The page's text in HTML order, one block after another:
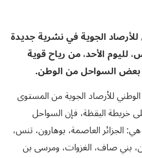
للأرصاد الجوية في نشرية جديدة
لليوم الأحد، من رياح قوية
بعض السواحل من الوطن.
للأرصاد الجوية من المستوى
خريطة اليقظة، فإن السواحل
هي: الجزائر العاصمة، بوهارون، تنس،
بني صاف، الغزوات، ومرسى بن